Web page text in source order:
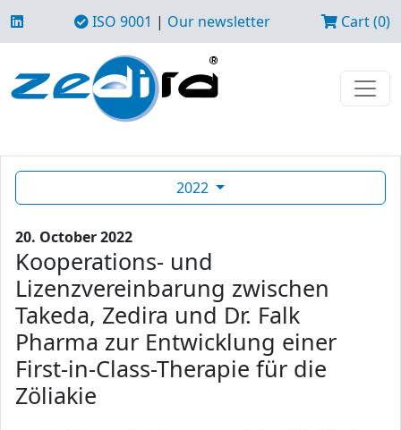
ISO 9001 | Our newsletter Cart (0)
2022
20. October 2022
Kooperations- und
Lizenzvereinbarung zwischen
Takeda, Zedira und Dr. Falk
Pharma zur Entwicklung einer
First-in-Class-Therapie für die
Zöliakie